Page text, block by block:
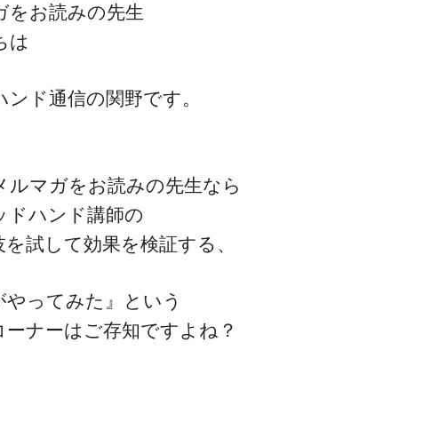
をお読みの先生
は
ンド通信の関野です。
ルマガをお読みの先生なら
ドハンド講師の
試して効果を検証する、
やってみた』という
ーナーはご存知ですよね？